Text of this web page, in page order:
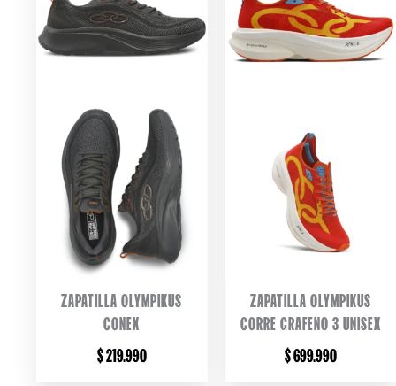
ZAPATILLA OLYMPIKUS
CONEX
$219.990
ZAPATILLA OLYMPIKUS
CORRE GRAFENO 3 UNISEX
$699.990